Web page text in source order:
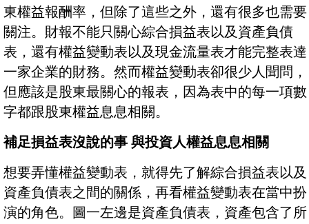
東權益報酬率，但除了這些之外，還有很多也需要
關注。財報不能只關心綜合損益表以及資產負債
表，還有權益變動表以及現金流量表才能完整表達
一家企業的財務。然而權益變動表卻很少人聞問，
但應該是股東最關心的報表，因為表中的每一項數
字都跟股東權益息息相關。
補足損益表沒說的事 與投資人權益息息相關
想要弄懂權益變動表，就得先了解綜合損益表以及
資產負債表之間的關係，再看權益變動表在當中扮
演的角色。圖一左邊是資產負債表，資產包含了所